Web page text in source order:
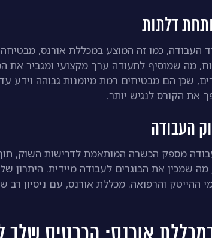
דלתות
העבודה, כמו זה המוצע במכללת אורנס,
מה שמוסיף לתעודה ערך מקצועי ומגביר את
שכן הם מבטיחים רמת מיומנות גבוהה וידע
את הקורס לנגיש יותר.
העבודה
מספק הכשרה המותאמת לדרישות השוק, תוך
שמכין את הבוגרים לעבודה מיידית. היתרון
ההייטק והרפואה. מכללת אורנס, עם ניסיון